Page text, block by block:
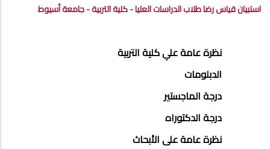
استبيان قياس رضا طلاب الدراسات العليا - كلية التربية - جامعة أسيوط
POSTGRAD
STUDIES
نظرة عامة علي كلية التربية
الدبلومات
درجة الماجستير
درجة الدكتوراه
نظرة عامة على الأبحاث